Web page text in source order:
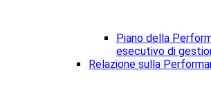
Piano della
esecutivo di
Relazione sulla